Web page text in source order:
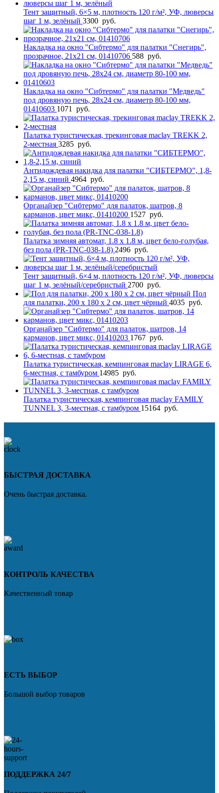
Тент защитный, 6×5 м, плотность 120 г/м², УФ, люверсы
шаг 1 м, зелёный 3300 руб.
Накладка на окно "Сибтермо" для палатки "Снегирь",
прозрачное, 21х21 см, 01410706 588 руб.
Накладка на окно "Сибтермо" для палатки "Медведь"
под дровяную печь, 28х24 см, диаметр 80-100 мм,
01410603 1071 руб.
Палатка туристическая, трекинговая maclay TREKK 2,
2-местная 3285 руб.
Антидождевая накидка для палатки "СИБТЕРМО", 1,8-
2,15 м, синий 4964 руб.
Органайзер "Сибтермо" для палаток, шатров, 8
карманов, цвет микс, 01410200 1527 руб.
Палатка зимняя автомат, 1.8 х 1.8 м, цвет бело-голубая,
без пола (PR-TNC-038-1.8) 2496 руб.
Тент защитный, 6×4 м, плотность 120 г/м², УФ, люверсы
шаг 1 м, зелёный/серебристый 2700 руб.
Пол
для палатки, 200 х 180 х 2 см, цвет чёрный 4035 руб.
Органайзер "Сибтермо" для палаток, шатров, 14
карманов, цвет микс, 01410203 1767 руб.
Палатка туристическая, кемпинговая maclay LIRAGE 6,
6-местная, с тамбуром 14985 руб.
Палатка туристическая, кемпинговая maclay FAMILY
TUNNEL 3, 3-местная, с тамбуром 15164 руб.
БЫСТРАЯ ДОСТАВКА
Очень быстрая доставка.
КОНТРОЛЬ КАЧЕСТВА
Качественный товар
ЕСТЬ ВЫБОР
Большой выбор товаров
ПОДДЕРЖКА 24/7